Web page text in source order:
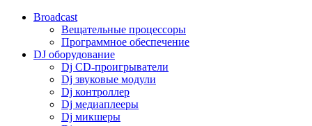
Broadcast
Вещательные процессоры
Программное обеспечение
DJ оборудование
Dj CD-проигрыватели
Dj звуковые модули
Dj контроллер
Dj медиаплееры
Dj микшеры